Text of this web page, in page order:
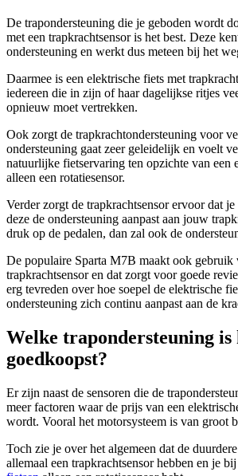
De trapondersteuning die je geboden wordt
met een trapkrachtsensor is het best. Deze
ondersteuning en werkt dus meteen bij het
Daarmee is een elektrische fiets met
iedereen die in zijn of haar dagelijkse ritjes
opnieuw moet vertrekken.
Ook zorgt de trapkrachtondersteuning voor
ondersteuning gaat zeer geleidelijk en voelt
natuurlijke fietservaring ten opzichte van een
alleen een rotatiesensor.
Verder zorgt de trapkrachtsensor ervoor dat
deze de ondersteuning aanpast aan jouw
druk op de pedalen, dan zal ook de
De populaire Sparta M7B maakt ook gebruik
trapkrachtsensor en dat zorgt voor goede
erg tevreden over hoe soepel de elektrische
ondersteuning zich continu aanpast aan de
Welke trapondersteuning is
goedkoopst?
Er zijn naast de sensoren die de
meer factoren waar de prijs van een
wordt. Vooral het motorsysteem is van groot
Toch zie je over het algemeen dat de
allemaal een trapkrachtsensor hebben en je